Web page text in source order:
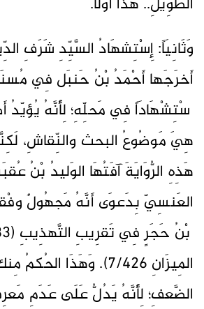
وَثَانِيَاً: إِسْتِشهَادُ السَّيِّدِ شَرَفِ
ٱسْتِشْهَادَاً فِي مَحلِّهِ؛ لِأَنَّهُ يُؤيّدُ
هِيَ مَوضُوعُ البحث والنِّقاشِ،
هَذِهِ الرُّوَايَةَ آفَتُهَا الوَليدُ بْنُ
العَنسِيّ بِدَعوَى أَنَّهُ مَجهُولٌ
المِيزَانِ 7/426). وَهَذَا
الضَّعفِ؛ لِأَنَّهُ يَدُلُّ عَلَى عَدَمِ